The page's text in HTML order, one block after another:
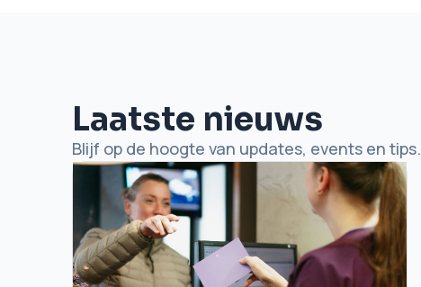
Laatste nieuws
Blijf op de hoogte van updates, events en tips.